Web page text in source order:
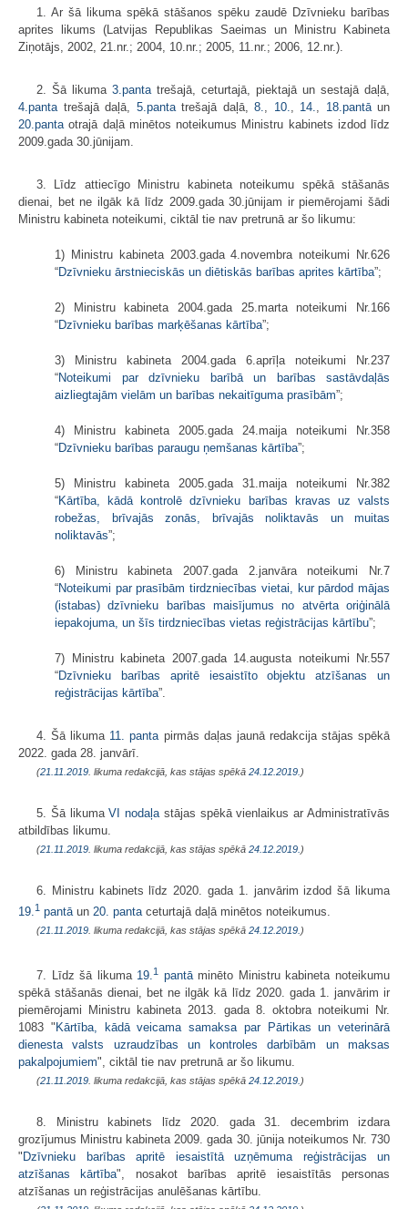
1. Ar šā likuma spēkā stāšanos spēku zaudē Dzīvnieku barības
aprites likums (Latvijas Republikas Saeimas un Ministru Kabineta
Ziņotājs, 2002, 21.nr.; 2004, 10.nr.; 2005, 11.nr.; 2006, 12.nr.).
2. Šā likuma 3.panta trešajā, ceturtajā, piektajā un sestajā daļā,
4.panta trešajā daļā, 5.pantatrešajā daļā, 8. 10. 14. 18.pantāun
20.panta otrajā daļā minētos noteikumus Ministru kabinets izdod līdz
2009.gada 30.jūnijam.
3. Līdz attiecīgo Ministru kabineta noteikumu spēkā stāšanās
dienai, bet ne ilgāk kā līdz 2009.gada 30.jūnijam ir piemērojami šādi
Ministru kabineta noteikumi, ciktāl tie nav pretrunā ar šo likumu:
1) Ministru kabineta 2003.gada 4.novembra noteikumi Nr.626
“Dzīvnieku ārstnieciskās un diētiskās barības aprites kārtība”;
2) Ministru kabineta 2004.gada 25.marta noteikumi Nr.166
“Dzīvnieku barības marķēšanas kārtība”;
3) Ministru kabineta 2004.gada 6.aprīļa noteikumi Nr.237
“Noteikumi par dzīvnieku barībā un barības sastāvdaļās
aizliegtajām vielām un barības nekaitīguma prasībām”;
4) Ministru kabineta 2005.gada 24.maija noteikumi Nr.358
“Dzīvnieku barības paraugu ņemšanas kārtība”;
5) Ministru kabineta 2005.gada 31.maija noteikumi Nr.382
“Kārtība, kādā kontrolē dzīvnieku barības kravas uz valsts
robežas, brīvajās zonās, brīvajās noliktavās un muitas
noliktavās”;
6) Ministru kabineta 2007.gada 2.janvāra noteikumi Nr.7
“Noteikumi par prasībām tirdzniecības vietai, kur pārdod mājas
(istabas) dzīvnieku barības maisījumus no atvērta oriģinālā
iepakojuma, un šīs tirdzniecības vietas reģistrācijas kārtību”;
7) Ministru kabineta 2007.gada 14.augusta noteikumi Nr.557
“Dzīvnieku barības apritē iesaistīto objektu atzīšanas un
reģistrācijas kārtība”.
4. Šā likuma 11. panta pirmās daļas jaunā redakcija stājas spēkā
2022. gada 28. janvārī.
(21.11.2019 . likuma redakcijā, kas stājas spēkā 24.12.2019. )
5. Šā likumaVI nodaļa stājas spēkā vienlaikus ar Administratīvās
atbildības likumu.
(21.11.2019 . likuma redakcijā, kas stājas spēkā 24.12.2019. )
6. Ministru kabinets līdz 2020. gada 1. janvārim izdod šā likuma
19.1 pantāun 20. pantaceturtajā daļā minētos noteikumus.
(21.11.2019 . likuma redakcijā, kas stājas spēkā 24.12.2019. )
7. Līdz šā likuma 19.1 pantāminēto Ministru kabineta noteikumu
spēkā stāšanās dienai, bet ne ilgāk kā līdz 2020. gada 1. janvārim ir
piemērojami Ministru kabineta 2013. gada 8. oktobra noteikumi Nr.
1083 " Kārtība, kādā veicama samaksa par Pārtikas un veterinārā
dienesta valsts uzraudzības un kontroles darbībām un maksas
pakalpojumiem", ciktāl tie nav pretrunā ar šo likumu.
(21.11.2019 . likuma redakcijā, kas stājas spēkā 24.12.2019. )
8. Ministru kabinets līdz 2020. gada 31. decembrim izdara
grozījumus Ministru kabineta 2009. gada 30. jūnija noteikumos Nr. 730
" Dzīvnieku barības apritē iesaistītā uzņēmuma reģistrācijas un
atzīšanas kārtība", nosakot barības apritē iesaistītās personas
atzīšanas un reģistrācijas anulēšanas kārtību.